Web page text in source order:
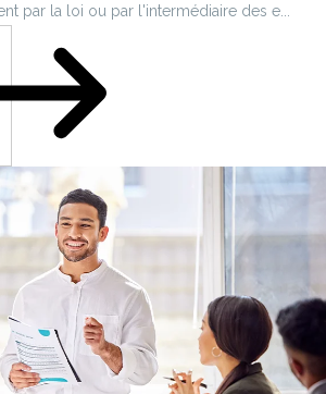
par la loi ou par l'intermédiaire des e...